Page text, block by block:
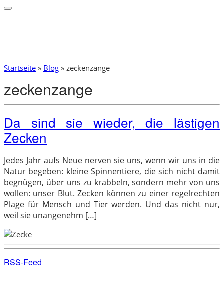
Startseite » Blog » zeckenzange
zeckenzange
Da sind sie wieder, die lästigen
Zecken
Jedes Jahr aufs Neue nerven sie uns, wenn wir uns in die
Natur begeben: kleine Spinnentiere, die sich nicht damit
begnügen, über uns zu krabbeln, sondern mehr von uns
wollen: unser Blut. Zecken können zu einer regelrechten
Plage für Mensch und Tier werden. Und das nicht nur,
weil sie unangenehm […]
RSS-Feed